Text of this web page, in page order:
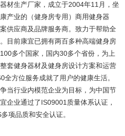
材生产厂家，成立于2004年11月，坐
产业的（健身房专用）商用健身器
供应商及品牌服务商。致力于帮助全
目前康宜已拥有两百多种高端健身房
多个国家，国内30多个省份，为上
套健身器材及健身房设计方案和运营
方位服务成就了用户的健康生活。
当行业内模范企业为目标，为中国节
企业通过了IS09001质量体系认证，
项品质和安全认证。